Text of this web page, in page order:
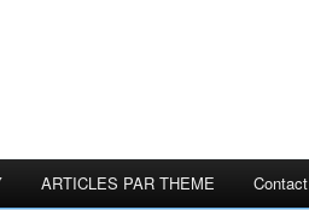
ARTICLES PAR THEME Contact